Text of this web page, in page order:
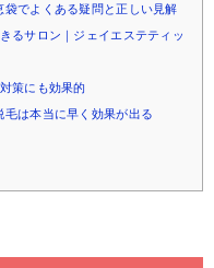
でよくある疑問と正しい見解
るサロン｜ジェイエステティッ
策にも効果的
は本当に早く効果が出る